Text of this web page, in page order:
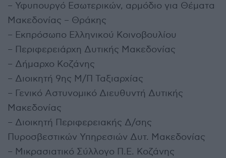
– Υφυπουργό Εσωτερικών, αρμόδιο για Θέματα
Μακεδονίας – Θράκης
– Εκπρόσωπο Ελληνικού Κοινοβουλίου
– Περιφερειάρχη Δυτικής Μακεδονίας
– Δήμαρχο Κοζάνης
– Διοικητή 9ης Μ/Π Ταξιαρχίας
– Γενικό Αστυνομικό Διευθυντή Δυτικής
Μακεδονίας
– Διοικητή Περιφερειακής Δ/σης
Πυροσβεστικών Υπηρεσιών Δυτ. Μακεδονίας
– Μικρασιατικό Σύλλογο Π.Ε. Κοζάνης